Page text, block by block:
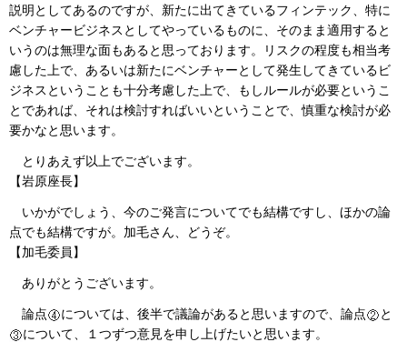
説明としてあるのですが、新たに出てきているフィンテック、特に
ベンチャービジネスとしてやっているものに、そのまま適用すると
いうのは無理な面もあると思っております。リスクの程度も相当考
慮した上で、あるいは新たにベンチャーとして発生してきているビ
ジネスということも十分考慮した上で、もしルールが必要というこ
とであれば、それは検討すればいいということで、慎重な検討が必
要かなと思います。
とりあえず以上でございます。
【岩原座長】
いかがでしょう、今のご発言についてでも結構ですし、ほかの論
点でも結構ですが。加毛さん、どうぞ。
【加毛委員】
ありがとうございます。
論点 については、後半で議論があると思いますので、論点
と
について、１つずつ意見を申し上げたいと思います。